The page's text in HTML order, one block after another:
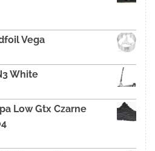
Vega
White
Low Gtx Czarne